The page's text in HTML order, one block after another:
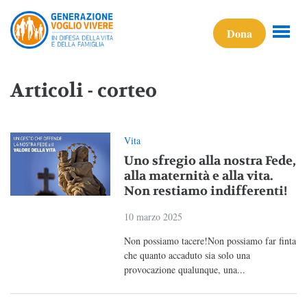
Dona
Articoli - corteo
Vita
Uno sfregio alla nostra Fede,
alla maternità e alla vita.
Non restiamo indifferenti!
10 marzo 2025
Non possiamo tacere!Non possiamo far finta
che quanto accaduto sia solo una
provocazione qualunque, una...